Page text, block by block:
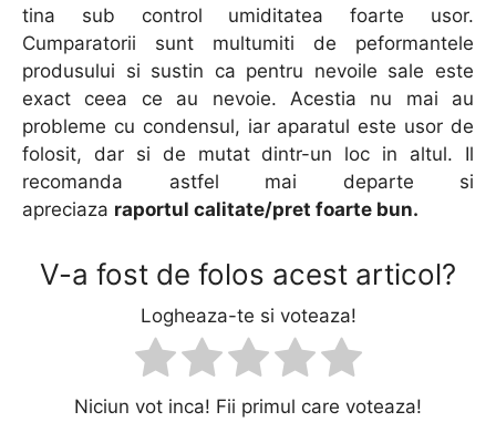
tina sub control umiditatea foarte usor.
Cumparatorii sunt multumiti de peformantele
produsului si sustin ca pentru nevoile sale este
exact ceea ce au nevoie. Acestia nu mai au
probleme cu condensul, iar aparatul este usor de
folosit, dar si de mutat dintr-un loc in altul. Il
recomanda astfel mai departe si
apreciaza raportul calitate/pret foarte bun.
V-a fost de folos acest articol?
Logheaza-te si voteaza!
Niciun vot inca! Fii primul care voteaza!